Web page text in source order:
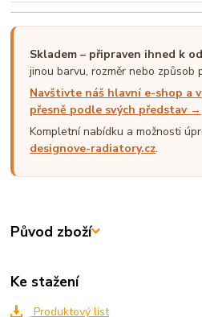
Skladem – připraven ihned k
jinou barvu, rozměr nebo způsob
Navštivte náš hlavní e-shop a
přesně podle svých představ →
Kompletní nabídku a možnosti
designove-radiatory.cz.
Původ zboží
Ke stažení
Produktový list